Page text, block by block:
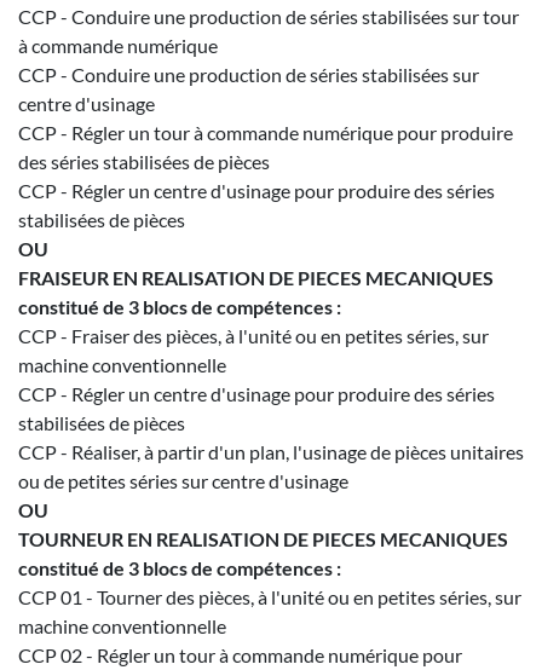
CCP - Conduire une production de séries stabilisées sur tour
à commande numérique
CCP - Conduire une production de séries stabilisées sur
centre d'usinage
CCP - Régler un tour à commande numérique pour produire
des séries stabilisées de pièces
CCP - Régler un centre d'usinage pour produire des séries
stabilisées de pièces
OU
FRAISEUR EN REALISATION DE PIECES MECANIQUES
constitué de 3 blocs de compétences :
CCP - Fraiser des pièces, à l'unité ou en petites séries, sur
machine conventionnelle
CCP - Régler un centre d'usinage pour produire des séries
stabilisées de pièces
CCP - Réaliser, à partir d'un plan, l'usinage de pièces unitaires
ou de petites séries sur centre d'usinage
OU
TOURNEUR EN REALISATION DE PIECES MECANIQUES
constitué de 3 blocs de compétences :
CCP 01 - Tourner des pièces, à l'unité ou en petites séries, sur
machine conventionnelle
CCP 02 - Régler un tour à commande numérique pour